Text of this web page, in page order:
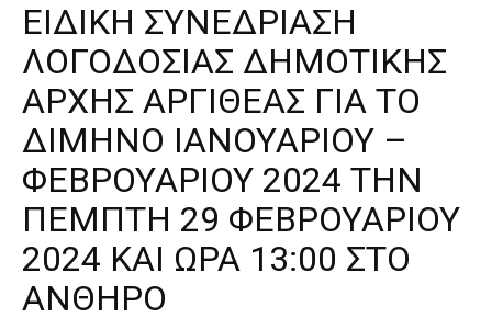
ΕΙΔΙΚΗ ΣΥΝΕΔΡΙΑΣΗ
ΛΟΓΟΔΟΣΙΑΣ ΔΗΜΟΤΙΚΗΣ
ΑΡΧΗΣ ΑΡΓΙΘΕΑΣ ΓΙΑ ΤΟ
ΔΙΜΗΝΟ ΙΑΝΟΥΑΡΙΟΥ –
ΦΕΒΡΟΥΑΡΙΟΥ 2024 ΤΗΝ
ΠΕΜΠΤΗ 29 ΦΕΒΡΟΥΑΡΙΟΥ
2024 ΚΑΙ ΩΡΑ 13:00 ΣΤΟ
ΑΝΘΗΡΟ